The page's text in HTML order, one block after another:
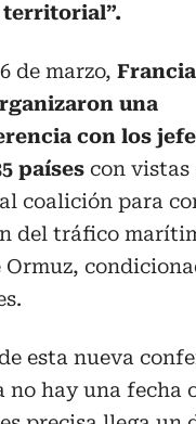
de marzo,
una
con los
países con vistas
coalición para
del tráfico
Ormuz,
esta nueva
no hay una fecha